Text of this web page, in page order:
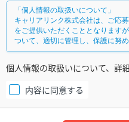
個人情報の取扱いについて、詳
内容に同意する